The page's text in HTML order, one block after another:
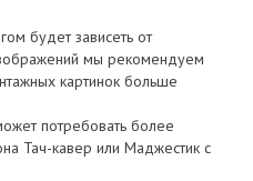
будет зависеть от
мы рекомендуем
картинок больше
потребовать более
Тач-кавер или Маджестик с